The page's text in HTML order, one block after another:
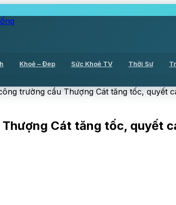
Khoẻ – Đẹp Sức Khoẻ TV Thời Sự
trường cầu Thượng Cát tăng tốc, quyết
Cát tăng tốc, quyết